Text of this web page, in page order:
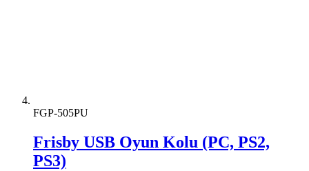
FGP-505PU
Frisby USB Oyun Kolu (PC, PS2,
PS3)